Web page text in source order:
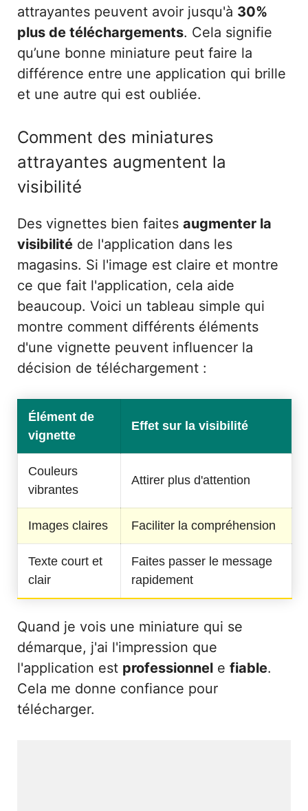
attrayantes peuvent avoir jusqu'à 30%
plus de téléchargements. Cela signifie
qu’une bonne miniature peut faire la
différence entre une application qui brille
et une autre qui est oubliée.
Comment des miniatures
attrayantes augmentent la
visibilité
Des vignettes bien faites augmenter la
visibilité de l'application dans les
magasins. Si l'image est claire et montre
ce que fait l'application, cela aide
beaucoup. Voici un tableau simple qui
montre comment différents éléments
d'une vignette peuvent influencer la
décision de téléchargement :
Élément de
vignette
Effet sur la visibilité
Couleurs
vibrantes
Attirer plus d'attention
Images claires Faciliter la compréhension
Texte court et
clair
Faites passer le message
rapidement
Quand je vois une miniature qui se
démarque, j'ai l'impression que
l'application est professionnel e fiable.
Cela me donne confiance pour
télécharger.